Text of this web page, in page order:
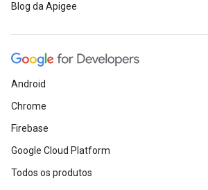
Blog da Apigee
Android
Chrome
Firebase
Google Cloud Platform
Todos os produtos